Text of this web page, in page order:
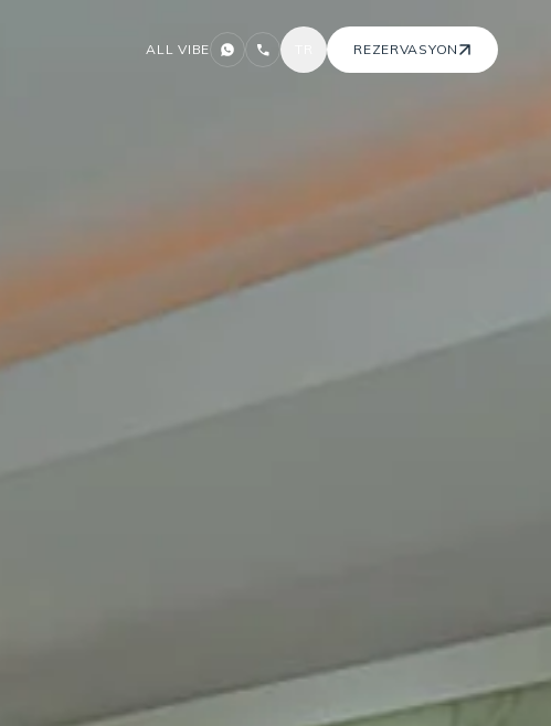
ALL VIBE REZERVASYON